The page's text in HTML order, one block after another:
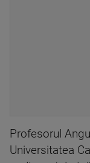
Profesorul
Universitatea